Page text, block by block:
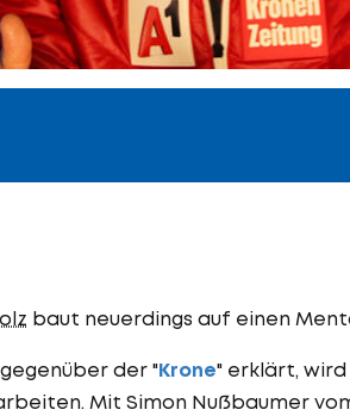
baut neuerdings auf einen
der "Krone" erklärt,
Mit Simon Nußbaumer